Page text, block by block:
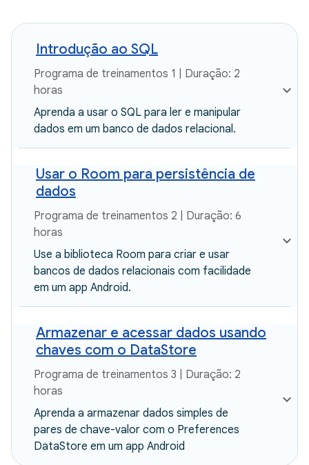
Introdução ao SQL
Programa de treinamentos 1 | Duração: 2
horas
Aprenda a usar o SQL para ler e manipular
dados em um banco de dados relacional.
Usar o Room para persistência de
dados
Programa de treinamentos 2 | Duração: 6
horas
Use a biblioteca Room para criar e usar
bancos de dados relacionais com facilidade
em um app Android.
Armazenar e acessar dados usando
chaves com o DataStore
Programa de treinamentos 3 | Duração: 2
horas
Aprenda a armazenar dados simples de
pares de chave-valor com o Preferences
DataStore em um app Android